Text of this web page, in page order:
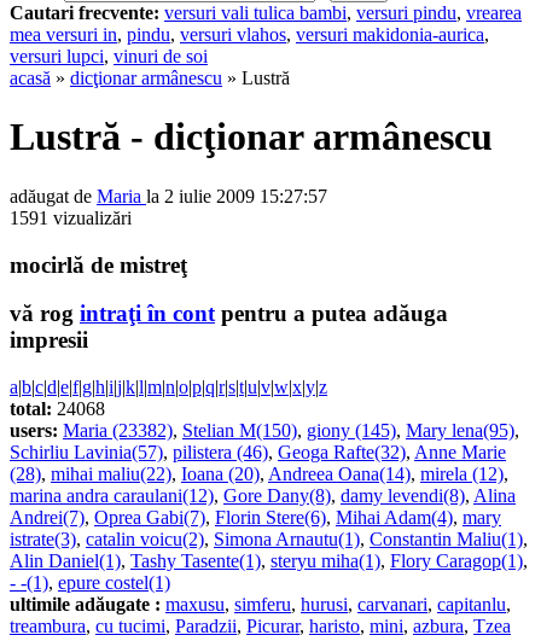
Cautari frecvente: versuri vali tulica bambi, versuri pindu, vrearea
mea versuri in, pindu, versuri vlahos, versuri makidonia-aurica,
versuri lupci, vinuri de soi
acasă » dicţionar armânescu » Lustră
Lustră - dicţionar armânescu
adăugat de Maria la 2 iulie 2009 15:27:57
1591 vizualizări
mocirlă de mistreţ
vă rog intraţi în contpentru a putea adăuga
impresii
a|b|c|d|e|f|g|h|i|j|k|l|m|n|o|p|q|r|s|t|u|v|w|x|y|z
total: 24068
users: Maria (23382), Stelian M(150), giony (145), Mary lena(95),
Schirliu Lavinia(57), pilistera (46), Geoga Rafte(32), Anne Marie
(28), mihai maliu(22), Ioana (20), Andreea Oana(14), mirela (12),
marina andra caraulani(12), Gore Dany(8), damy levendi(8), Alina
Andrei(7), Oprea Gabi(7), Florin Stere(6), Mihai Adam(4), mary
istrate(3), catalin voicu(2), Simona Arnautu(1), Constantin Maliu(1),
Alin Daniel(1), Tashy Tasente(1), steryu miha(1), Flory Caragop(1),
- -(1), epure costel(1)
ultimile adăugate : maxusu, simferu, hurusi, carvanari, capitanlu,
treambura, cu tucimi, Paradzii, Picurar, haristo, mini, azbura, Tzea